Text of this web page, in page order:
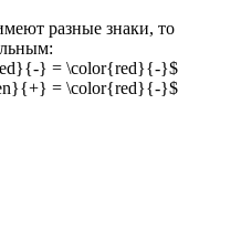
разные знаки, то
} = \color{red}{-}$
= \color{red}{-}$